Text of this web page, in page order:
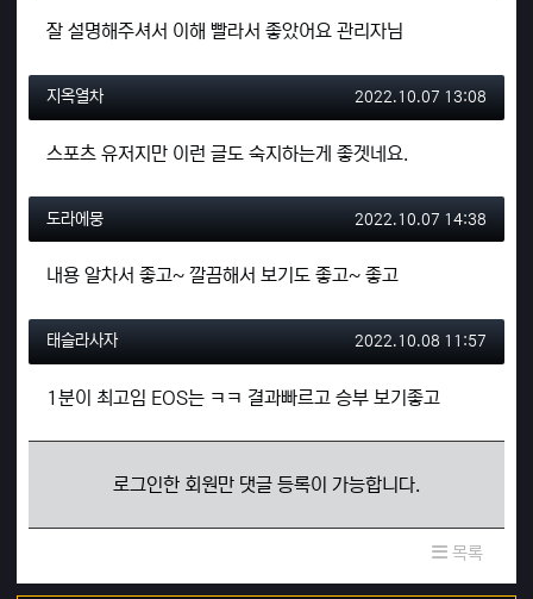
잘 설명해주셔서 이해 빨라서 좋았어요 관리자님
지옥열차님의 댓글
지옥열차 작성일
2022.10.07 13:08
스포츠 유저지만 이런 글도 숙지하는게 좋겟네요.
도라에뭉님의 댓글
도라에뭉 작성일
2022.10.07 14:38
내용 알차서 좋고~ 깔끔해서 보기도 좋고~ 좋고
태슬라사자님의 댓글
태슬라사자 작성일
2022.10.08 11:57
1분이 최고임 EOS는 ㅋㅋ 결과빠르고 승부 보기좋고
로그인한 회원만 댓글 등록이 가능합니다.
목록